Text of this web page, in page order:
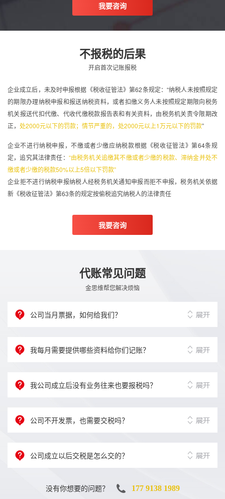
我要咨询
不报税的后果
开启首次记账报税
企业成立后，未及时申报根据《税收征管法》第62条规定：“纳税人未按照规定
的期限办理纳税申报和报送纳税资料，或者扣缴义务人未按照规定期限向税务
机关报送代扣代缴、代收代缴税款报告表和有关资料，由税务机关责令限期改
正， 处2000元以下的罚款；情节严重的，处2000元以上1万元以下的罚款”
企业不进行纳税申报，不缴或者少缴应纳税款根据《税收征管法》第64条规
定，追究其法律责任： “由税务机关追缴其不缴或者少缴的税款、滞纳金并处不
缴或者少缴的税款50%以上5倍以下罚款”
企业拒不进行纳税申报纳税人经税务机关通知申报而拒不申报，税务机关依据
新《税收征管法》第63条的规定按偷税追究纳税人的法律责任
我要咨询
代账常见问题
金思维帮您解决烦恼
公司当月票据，如何给我们？
我每月需要提供哪些资料给你们记账？
我公司成立后没有业务往来也要报税吗？
公司不开发票，也需要交税吗？
公司成立以后交税是怎么交的？
没有你想要的问题？ 177 9138 1989